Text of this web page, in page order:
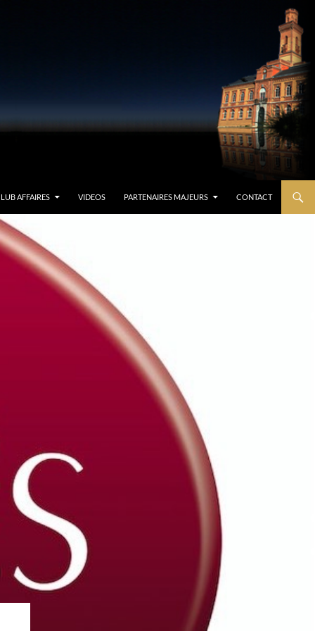
AFFAIRES VIDEOS PARTENAIRES MAJEURS CONTACT